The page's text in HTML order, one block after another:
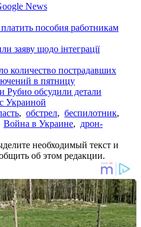
News
пособия работникам
заяву щодо інтеграції
количество пострадавших
в пятницу
Рубио обсудили детали
Украиной
, обстрел, беспилотник,
Война в Украине, дрон-
необходимый текст и
об этом редакции.